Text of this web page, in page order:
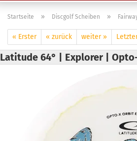
Startseite » Discgolf Scheiben »
« Erster « zurück weiter »
Latitude 64° | Explorer |